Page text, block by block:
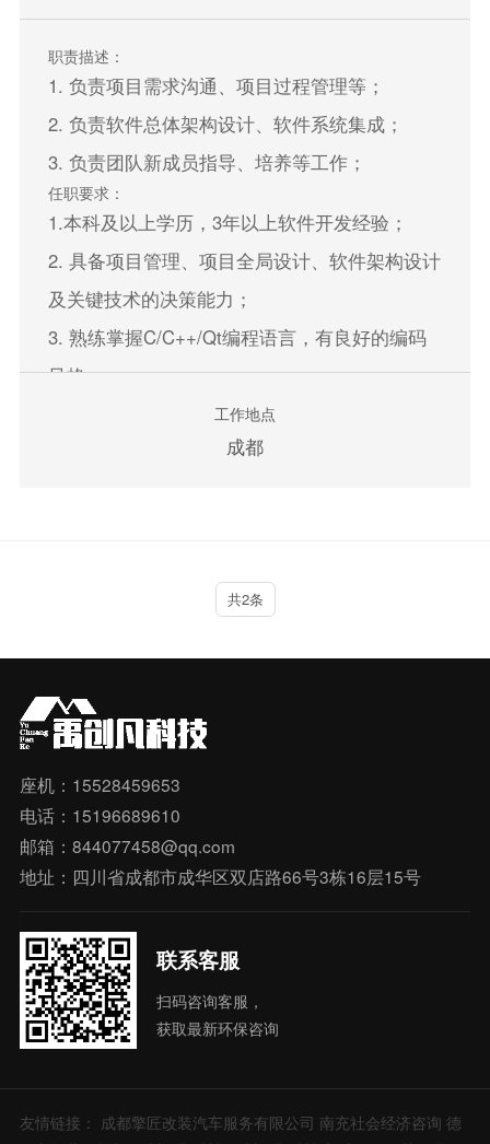
职责描述：
1. 负责项目需求沟通、项目过程管理等；
2. 负责软件总体架构设计、软件系统集成；
3. 负责团队新成员指导、培养等工作；
任职要求：
1.本科及以上学历，3年以上软件开发经验；
2. 具备项目管理、项目全局设计、软件架构设计
及关键技术的决策能力；
3. 熟练掌握C/C++/Qt编程语言，有良好的编码
风格；
4. 具有独立软件系统架构设计、软件集成、软件
工作地点
成都
共2条
座机：15528459653
电话：15196689610
邮箱：844077458@qq.com
地址：四川省成都市成华区双店路66号3栋16层15号
联系客服
扫码咨询客服，
获取最新环保咨询
友情链接： 成都擎匠改装汽车服务有限公司 南充社会经济咨询 德